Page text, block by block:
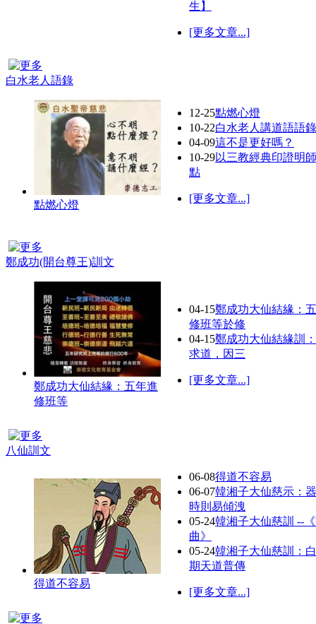
生】
[更多文章...]
白水老人語錄
點燃心燈
12-25點燃心燈
10-22白水老人講道語語錄
04-09這不是更好嗎？
10-29以三教經典印證明
點
[更多文章...]
鄭成功(開台尊王)訓文
鄭成功大仙結緣：五年進
修班等
04-15鄭成功大仙結緣：
修班等於修
04-15鄭成功大仙結緣訓
求道，因三
[更多文章...]
八仙訓文
得道不容易
06-08得道不容易
06-07韓湘子大仙慈示：
時則易傾洩
05-24韓湘子大仙慈訓 --
曲》
05-24韓湘子大仙慈訓：
期天道普傳
[更多文章...]